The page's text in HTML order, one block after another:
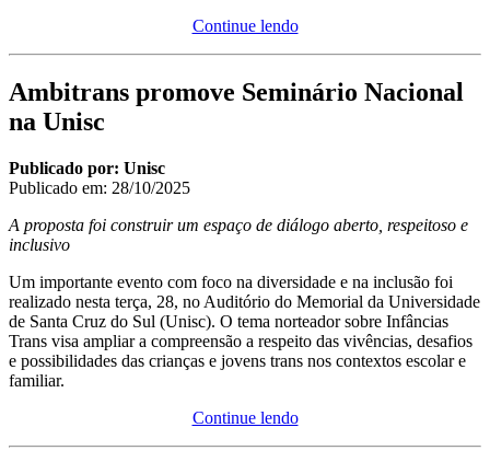
Continue lendo
Ambitrans promove Seminário Nacional
na Unisc
Publicado por: Unisc
Publicado em: 28/10/2025
A proposta foi construir um espaço de diálogo aberto, respeitoso e
inclusivo
Um importante evento com foco na diversidade e na inclusão foi
realizado nesta terça, 28, no Auditório do Memorial da Universidade
de Santa Cruz do Sul (Unisc). O tema norteador sobre Infâncias
Trans visa ampliar a compreensão a respeito das vivências, desafios
e possibilidades das crianças e jovens trans nos contextos escolar e
familiar.
Continue lendo